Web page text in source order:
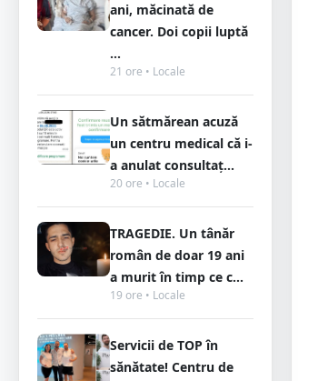
ani, măcinată de
cancer. Doi copii luptă
...
21 ore • Locale
Un sătmărean acuză
un centru medical că i-
a anulat consultaț...
20 ore • Locale
TRAGEDIE. Un tânăr
român de doar 19 ani
a murit în timp ce c...
19 ore • Locale
Servicii de TOP în
sănătate! Centru de